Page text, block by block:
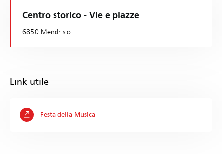
Centro storico - Vie e piazze
6850 Mendrisio
Link utile
Festa della Musica